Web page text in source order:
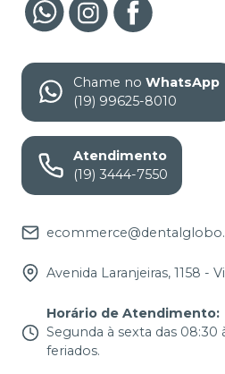
Chame no WhatsApp
(19) 99625-8010
Atendimento
(19) 3444-7550
Avenida Laranjeiras, 1158 -
Horário de Atendimento:
Segunda à sexta das 08:30
feriados.